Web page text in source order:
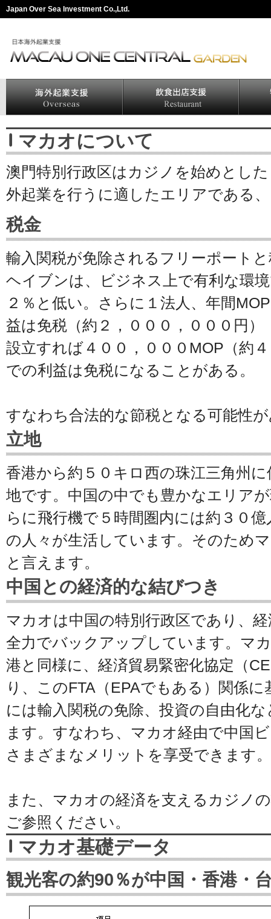
Japan Over Sea Investment Co.,Ltd.
マカオについて
澳門特別行政区はカジノを始めとし
外起業を行うに適したエリアである
税金
輸入関税が免除されるフリーポート
ヘイブンは、ビジネス上で有利な環
２％と低い。さらに１法人、年間
益は免税（約２，０００，０００円
設立すれば４００，０００MOP（約
での利益は免税になることがある。
すなわち合法的な節税となる可能性
立地
香港から約５０キロ西の珠江三角州
地です。中国の中でも豊かなエリア
らに飛行機で５時間圏内には約３０
の人々が生活しています。そのため
と言えます。
中国との経済的な結びつき
マカオは中国の特別行政区であり、
全力でバックアップしています。マ
港と同様に、経済貿易緊密化協定（
り、このFTA（EPAでもある）関係
には輸入関税の免除、投資の自由化
ます。すなわち、マカオ経由で中国
さまざまなメリットを享受できます。
また、マカオの経済を支えるカジノ
ご参照ください。
マカオ基礎データ
観光客の約90％が中国・香港・